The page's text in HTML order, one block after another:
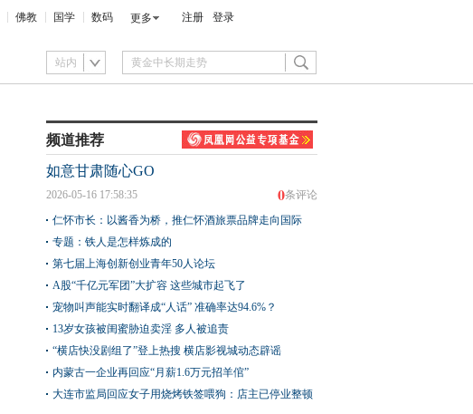
佛教 国学 数码 更多 注册 登录
站内
频道推荐
如意甘肃随心GO
0条评论
2026-05-16 17:58:35
仁怀市长：以酱香为桥，推仁怀酒旅票品牌走向国际
专题：铁人是怎样炼成的
第七届上海创新创业青年50人论坛
A股“千亿元军团”大扩容 这些城市起飞了
宠物叫声能实时翻译成“人话” 准确率达94.6%？
13岁女孩被闺蜜胁迫卖淫 多人被追责
“横店快没剧组了”登上热搜 横店影视城动态辟谣
内蒙古一企业再回应“月薪1.6万元招羊倌”
大连市监局回应女子用烧烤铁签喂狗：店主已停业整顿